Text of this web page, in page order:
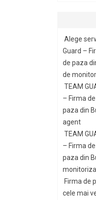
Alege
Guard –
de paza
de
TEAM
– Firma
paza din
agent
TEAM
– Firma
paza din
Firma de
cele mai